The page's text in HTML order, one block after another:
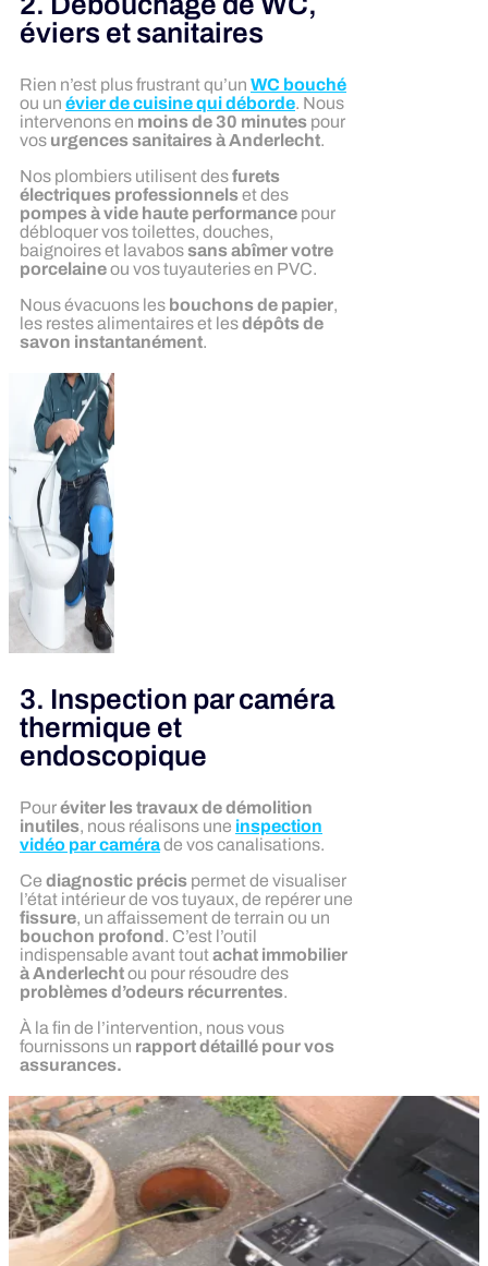
éviers et sanitaires
Rien n’est plus frustrant qu’un WC bouché
ou un évier de cuisine qui déborde. Nous
intervenons en moins de 30 minutes pour
vos urgences sanitaires à Anderlecht.
Nos plombiers utilisent desfurets
électriques professionnelset des
pompes à vide haute performance pour
débloquer vos toilettes, douches,
baignoires et lavabossans abîmer votre
porcelaineou vos tuyauteries en PVC.
Nous évacuons les bouchons de papier,
les restes alimentaires et lesdépôts de
savon instantanément.
3. Inspection par caméra
thermique et
endoscopique
Pouréviter les travaux de démolition
inutiles, nous réalisons une inspection
vidéo par camérade vos canalisations.
Ce diagnostic précis permet de visualiser
l’état intérieur de vos tuyaux, de repérer une
fissure, un affaissement de terrain ou un
bouchon profond. C’est l’outil
indispensable avant toutachat immobilier
à Anderlechtou pour résoudre des
problèmes d’odeurs récurrentes.
À la fin de l’intervention, nous vous
fournissons un rapport détaillé pour vos
assurances.